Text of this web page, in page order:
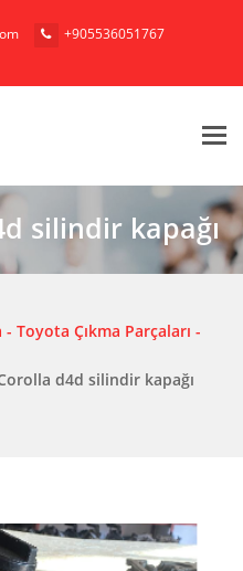
+905536051767‬
silindir kapağı
Toyota Çıkma Parçaları -
d4d silindir kapağı